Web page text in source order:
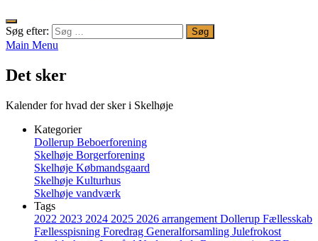
Søg efter:
Main Menu
Det sker
Kalender for hvad der sker i Skelhøje
Kategorier
Dollerup Beboerforening
Skelhøje Borgerforening
Skelhøje Købmandsgaard
Skelhøje Kulturhus
Skelhøje vandværk
Tags
2022 2023 2024 2025 2026 arrangement Dollerup Fællesskab
Fællesspisning Foredrag Generalforsamling Julefrokost